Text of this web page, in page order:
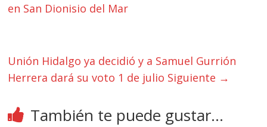
en San Dionisio del Mar
Unión Hidalgo ya decidió y a Samuel Gurrión
Herrera dará su voto 1 de julio Siguiente →
También te puede gustar...